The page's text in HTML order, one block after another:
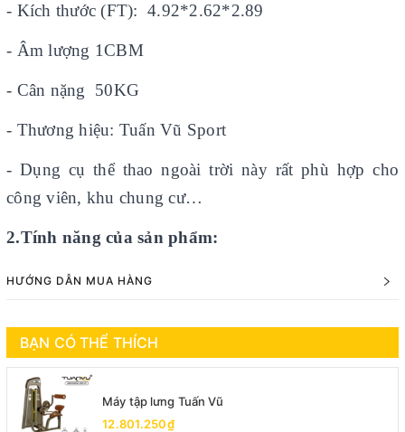
- Kích thước (FT): 4.92*2.62*2.89
- Âm lượng 1CBM
- Cân nặng 50KG
- Thương hiệu: Tuấn Vũ Sport
- Dụng cụ thể thao ngoài trời này rất phù hợp cho
công viên, khu chung cư…
2.Tính năng của sản phẩm:
HƯỚNG DẪN MUA HÀNG
BẠN CÓ THỂ THÍCH
Máy tập lưng Tuấn Vũ
12.801.250₫